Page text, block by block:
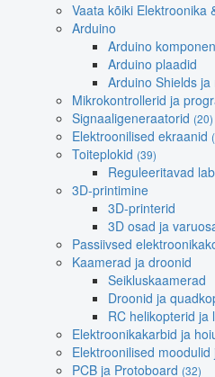
Vaata kõiki Elektroonika
Arduino
Arduino
Arduino plaadid
Arduino Shields ja
Mikrokontrollerid ja
Signaaligeneraatorid (20)
Elektroonilised ekraanid
Toiteplokid (39)
Reguleeritavad
3D-printimine
3D-printerid
3D osad ja
Passiivsed
Kaamerad ja droonid
Seikluskaamerad
Droonid ja
RC helikopterid ja
Elektroonikakarbid ja
Elektroonilised moodulid
PCB ja Protoboard (32)